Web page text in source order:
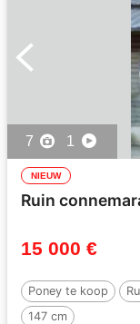
7 1
NIEUW
Ruin
15 000 €
Poney te koop
147 cm